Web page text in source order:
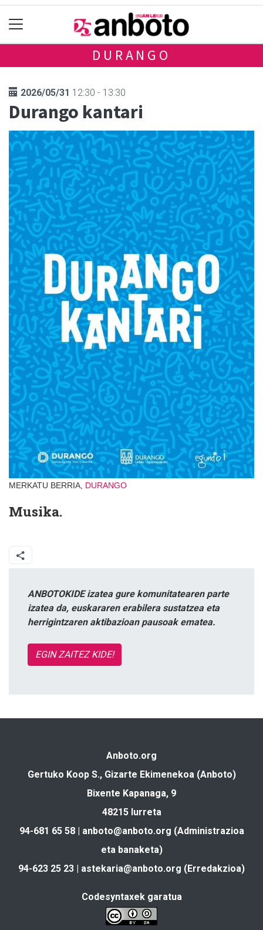
DURANGO
2026/05/31 12:30 - 13:30
Durango kantari
MERKATU BERRIA, DURANGO
Musika.
ANBOTOKIDE izatea gure komunitatearen parte
izatea da, euskararen erabilera sustatzea eta
herrigintzaren aktibazioan pausoak ematea.
EGIN ZAITEZ KIDE!
Anboto.org
Gertuko Koop S., Gizarte Ekimenekoa (Anboto)
Bixente Kapanaga, 9
48215 Iurreta
94-681 65 58 | anboto@anboto.org (Administrazioa
eta banaketa)
94-623 25 23 | astekaria@anboto.org (Erredakzioa)
Codesyntaxek garatua